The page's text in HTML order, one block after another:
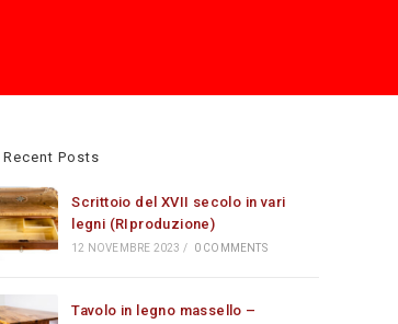
Recent Posts
Scrittoio del XVII secolo in vari
legni (RIproduzione)
12 NOVEMBRE 2023 / 0 COMMENTS
Tavolo in legno massello –